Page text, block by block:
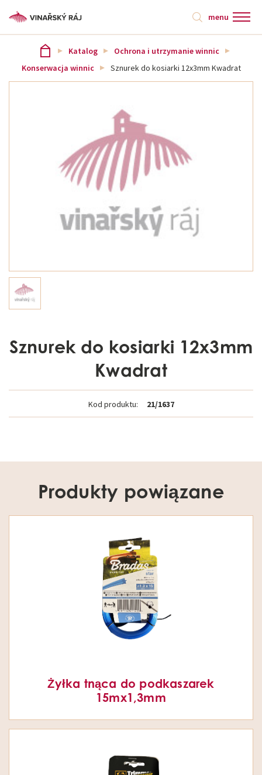
menu
Katalog
Ochrona i utrzymanie winnic
Konserwacja winnic
Sznurek do kosiarki 12x3mm Kwadrat
Sznurek do kosiarki 12x3mm
Kwadrat
Kod produktu: 21/1637
Produkty powiązane
Żyłka tnąca do podkaszarek
15mx1,3mm